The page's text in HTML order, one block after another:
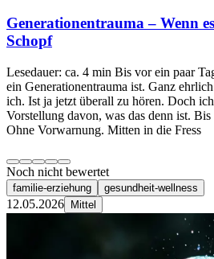
Generationentrauma – Wenn
Schopf
Lesedauer: ca. 4 min Bis vor ein paar
ein Generationentrauma ist. Ganz
ich. Ist ja jetzt überall zu hören. Doch
Vorstellung davon, was das denn ist.
Ohne Vorwarnung. Mitten in die Fress
Noch nicht bewertet
familie-erziehung gesundheit-wellness
12.05.2026 Mittel